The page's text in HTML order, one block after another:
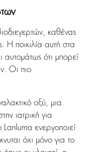
καθένας
Η ποικιλία αυτή στα
αυτομάτως ότι μπορεί
Οι πιο
οξύ, μια
ιατρική για
ενεργοποιεί
όχι μόνο για το